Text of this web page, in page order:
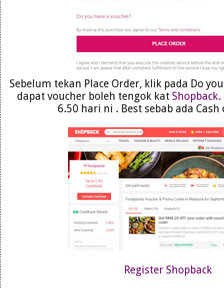
Sebelum tekan Place Order, klik pada Do
dapat voucher boleh tengok kat Shopback.
6.50 hari ni . Best sebab ada Cash
Register Shopback